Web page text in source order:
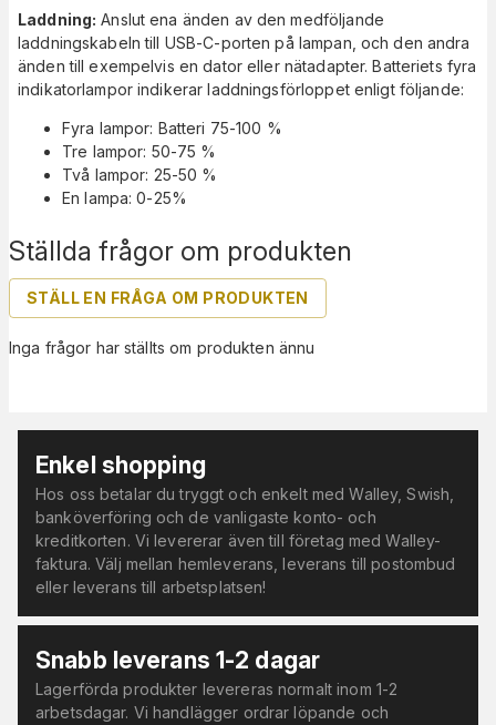
Ställda frågor om produkten
STÄLL EN FRÅGA OM PRODUKTEN
Inga frågor har ställts om produkten ännu
Laddning: Anslut ena änden av den medföljande
laddningskabeln till USB-C-porten på lampan, och den andra
änden till exempelvis en dator eller nätadapter. Batteriets fyra
indikatorlampor indikerar laddningsförloppet enligt följande:
Fyra lampor: Batteri 75-100 %
Tre lampor: 50-75 %
Två lampor: 25-50 %
En lampa: 0-25%
Enkel shopping
Hos oss betalar du tryggt och enkelt med Walley, Swish,
banköverföring och de vanligaste konto- och
kreditkorten. Vi levererar även till företag med Walley-
faktura. Välj mellan hemleverans, leverans till postombud
eller leverans till arbetsplatsen!
Snabb leverans 1-2 dagar
Lagerförda produkter levereras normalt inom 1-2
arbetsdagar. Vi handlägger ordrar löpande och